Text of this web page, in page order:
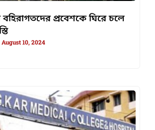
প্রবেশকে ঘিরে চলে
August 10, 2024